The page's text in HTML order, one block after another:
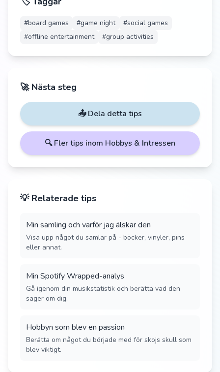
#board games #game night #social games
#offline entertainment #group activities
🚀 Nästa steg
📤 Dela detta tips
🔍 Fler tips inom Hobbys & Intressen
💡 Relaterade tips
Min samling och varför jag älskar den
Visa upp något du samlar på - böcker, vinyler, pins
eller annat.
Min Spotify Wrapped-analys
Gå igenom din musikstatistik och berätta vad den
säger om dig.
Hobbyn som blev en passion
Berätta om något du började med för skojs skull som
blev viktigt.